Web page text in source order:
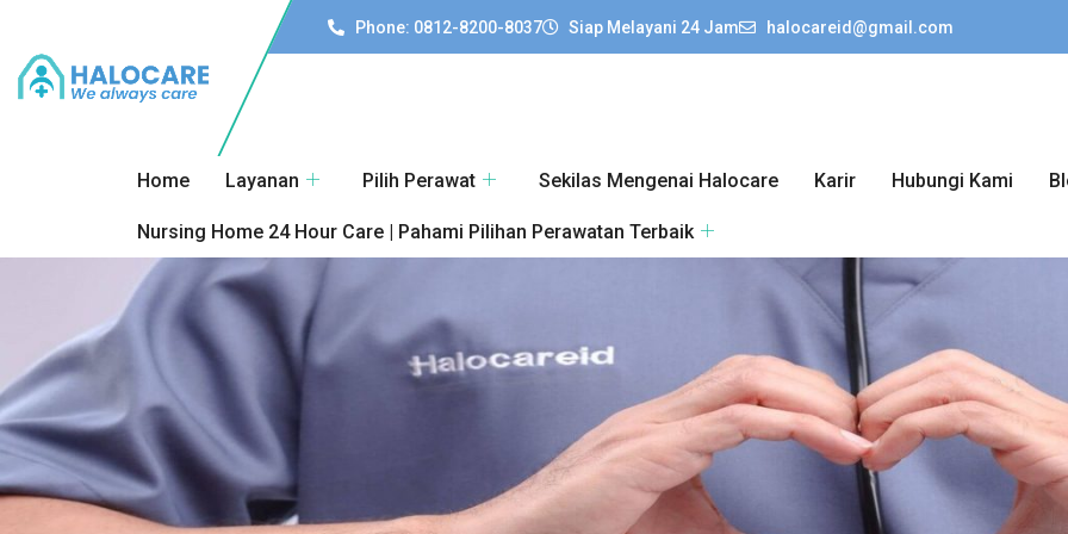
Phone: 0812-8200-8037 Siap Melayani 24 Jam halocareid@gmail.com
Home Layanan Pilih Perawat Sekilas Mengenai Halocare Karir Hubungi Kami
Nursing Home 24 Hour Care | Pahami Pilihan Perawatan Terbaik